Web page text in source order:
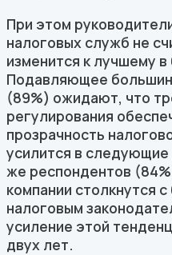
При этом
налоговых служб не
изменится к лучшему
Подавляющее
(89%) ожидают, что
регулирования
прозрачность
усилится в
же респондентов
компании столкнутся
налоговым
усиление этой
двух лет.